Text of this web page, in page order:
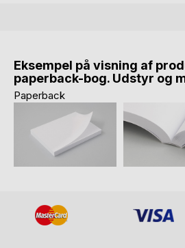
Eksempel på visning af
paperback-bog. Udstyr og
Paperback